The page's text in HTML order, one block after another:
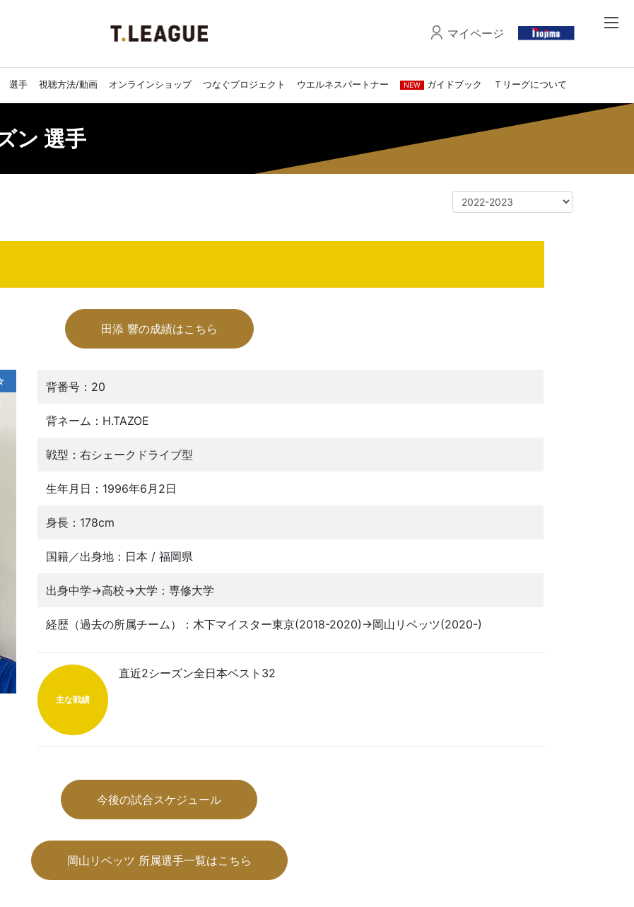
マイページ
選手 視聴方法/動画 オンラインショップ つなぐプロジェクト ウエルネスパートナー NEW ガイドブック Ｔリーグについて
ン 選手
田添 響の成績はこちら
背番号：20
背ネーム：H.TAZOE
戦型：右シェークドライブ型
生年月日：1996年6月2日
身長：178cm
国籍／出身地：日本 / 福岡県
出身中学→高校→大学：専修大学
経歴（過去の所属チーム）：木下マイスター東京(2018-2020)→岡山リベッツ(2020-)
主な戦績
直近2シーズン全日本ベスト32
今後の試合スケジュール
岡山リベッツ 所属選手一覧はこちら